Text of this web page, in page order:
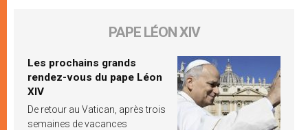
PAPE LÉON XIV
Les prochains grands
rendez-vous du pape Léon
XIV
De retour au Vatican, après trois
semaines de vacances